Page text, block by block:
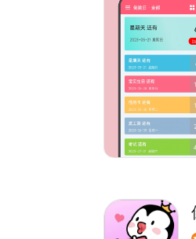
【炫彩字体】提
【备忘录】好记
【专注时钟】帮你
【日历视图】简
【心情记录】一
【小决定】遇事不